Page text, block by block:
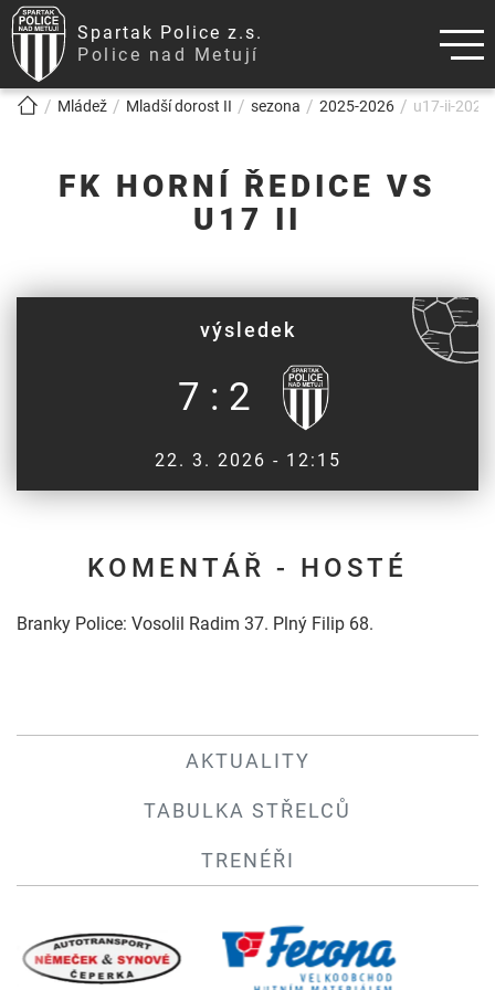
Spartak Police z.s.
Police nad Metují
!!!BREADCRUMB!!!
Mládež Mladší dorost II sezona 2025-2026 u17-ii-
FK HORNÍ ŘEDICE VS
U17 II
výsledek
7 : 2
22. 3. 2026 - 12:15
KOMENTÁŘ - HOSTÉ
Branky Police: Vosolil Radim 37. Plný Filip 68.
AKTUALITY
TABULKA STŘELCŮ
TRENÉŘI